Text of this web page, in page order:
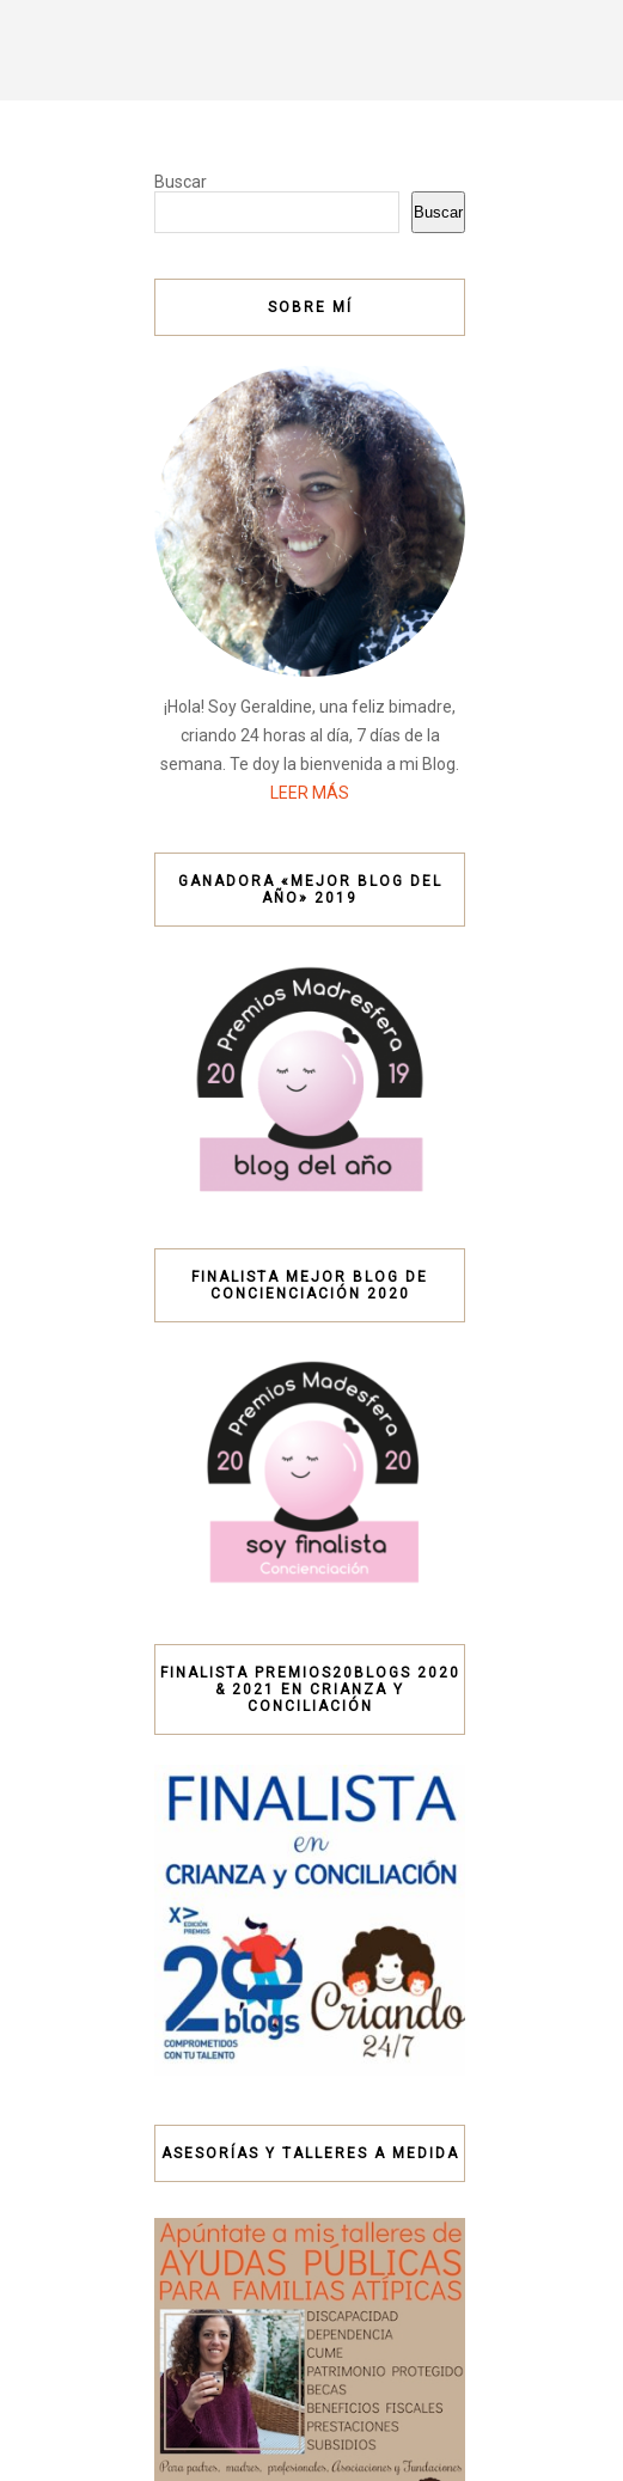
Buscar
Buscar
SOBRE MÍ
¡Hola! Soy Geraldine, una feliz bimadre,
criando 24 horas al día, 7 días de la
semana. Te doy la bienvenida a mi Blog.
LEER MÁS
GANADORA «MEJOR BLOG DEL
AÑO» 2019
FINALISTA MEJOR BLOG DE
CONCIENCIACIÓN 2020
FINALISTA PREMIOS20BLOGS 2020
& 2021 EN CRIANZA Y
CONCILIACIÓN
ASESORÍAS Y TALLERES A MEDIDA